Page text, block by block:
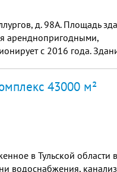
д. 98А. Площадь
аренднопригодными,
с 2016 года.
43000 м²
в Тульской области в
водоснабжения,